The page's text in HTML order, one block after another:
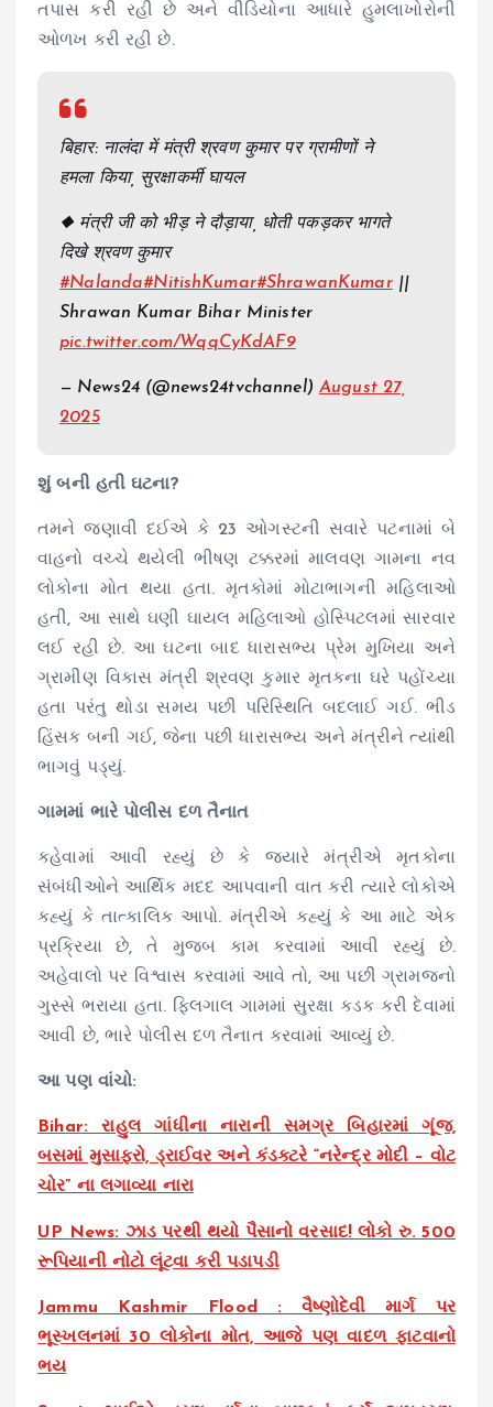
તપાસ કરી રહી છે અને વીડિયોના આધારે હુમલાખોરોની
ઓળખ કરી રહી છે.
बिहार: नालंदा में मंत्री श्रवण कुमार पर ग्रामीणों ने
हमला किया, सुरक्षाकर्मी घायल
◆ मंत्री जी को भीड़ ने दौड़ाया, धोती पकड़कर भागते
दिखे श्रवण कुमार
#Nalanda#NitishKumar#ShrawanKumar||
Shrawan Kumar Bihar Minister
pic.twitter.com/WqqCyKdAF9
— News24 (@news24tvchannel)August 27,
2025
શું બની હતી ઘટના?
તમને જણાવી દઈએ કે 23 ઓગસ્ટની સવારે પટનામાં બે
વાહનો વચ્ચે થયેલી ભીષણ ટક્કરમાં માલવણ ગામના નવ
લોકોના મોત થયા હતા. મૃતકોમાં મોટાભાગની મહિલાઓ
હતી, આ સાથે ઘણી ઘાયલ મહિલાઓ હોસ્પિટલમાં સારવાર
લઈ રહી છે. આ ઘટના બાદ ધારાસભ્ય પ્રેમ મુખિયા અને
ગ્રામીણ વિકાસ મંત્રી શ્રવણ કુમાર મૃતકના ઘરે પહોંચ્યા
હતા પરંતુ થોડા સમય પછી પરિસ્થિતિ બદલાઈ ગઈ. ભીડ
હિંસક બની ગઈ, જેના પછી ધારાસભ્ય અને મંત્રીને ત્યાંથી
ભાગવું પડ્યું.
ગામમાં ભારે પોલીસ દળ તૈનાત
કહેવામાં આવી રહ્યું છે કે જ્યારે મંત્રીએ મૃતકોના
સંબંધીઓને આર્થિક મદદ આપવાની વાત કરી ત્યારે લોકોએ
કહ્યું કે તાત્કાલિક આપો. મંત્રીએ કહ્યું કે આ માટે એક
પ્રક્રિયા છે, તે મુજબ કામ કરવામાં આવી રહ્યું છે.
અહેવાલો પર વિશ્વાસ કરવામાં આવે તો, આ પછી ગ્રામજનો
ગુસ્સે ભરાયા હતા. ફિલગાલ ગામમાં સુરક્ષા કડક કરી દેવામાં
આવી છે, ભારે પોલીસ દળ તૈનાત કરવામાં આવ્યું છે.
આ પણ વાંચો:
Bihar: રાહુલ ગાંધીના નારાની સમગ્ર બિહારમાં ગૂંજ,
બસમાં મુસાફરો, ડ્રાઈવર અને કંડક્ટરે “નરેન્દ્ર મોદી – વોટ
ચોર” ના લગાવ્યા નારા
UP News: ઝાડ પરથી થયો પૈસાનો વરસાદ! લોકો રુ. 500
રૂપિયાની નોટો લૂંટવા કરી પડાપડી
Jammu Kashmir Flood : વૈષ્ણોદેવી માર્ગ પર
ભૂસ્ખલનમાં 30 લોકોના મોત, આજે પણ વાદળ ફાટવાનો
ભય